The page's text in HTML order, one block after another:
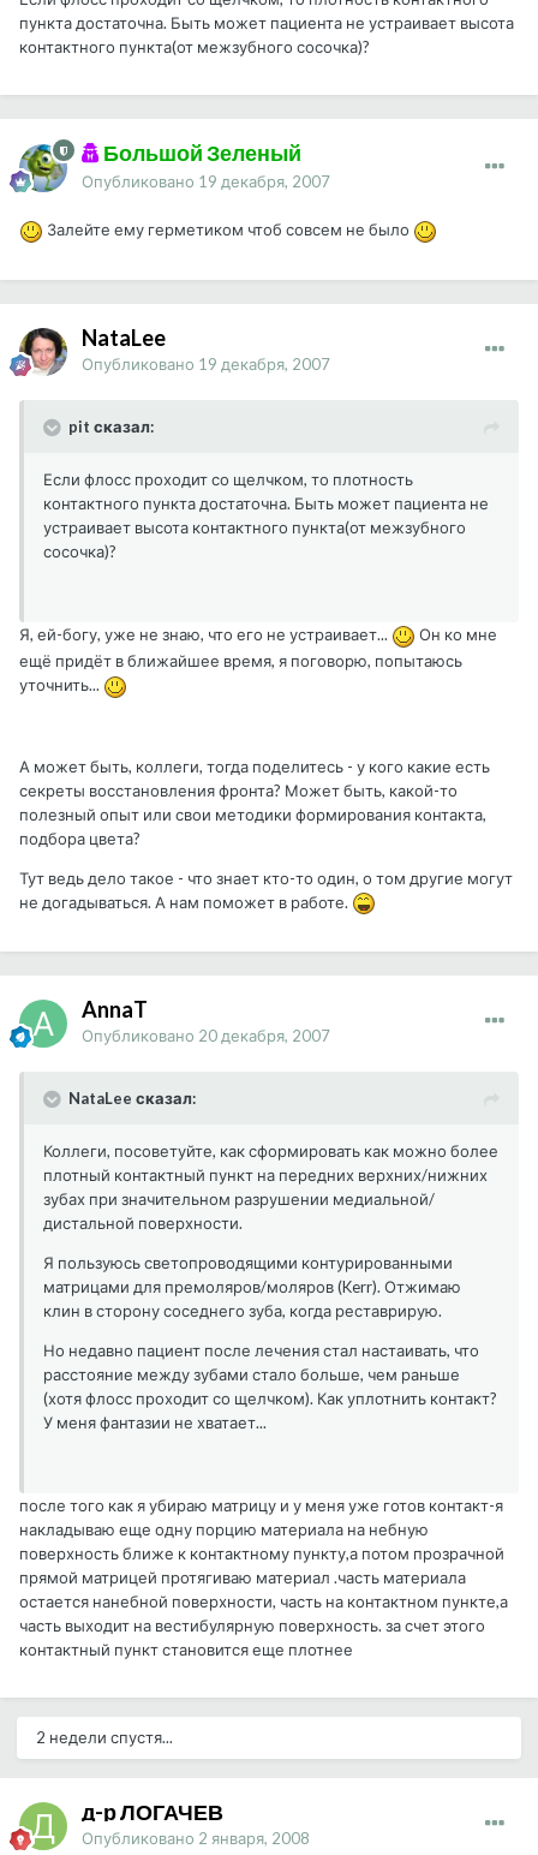
пункта достаточна. Быть может пациента не устраивает высота
контактного пункта(от межзубного сосочка)?
Большой Зеленый
Опубликовано 19 декабря, 2007
Залейте ему герметиком чтоб совсем не было
NataLee
Опубликовано 19 декабря, 2007
pit сказал:
Если флосс проходит со щелчком, то плотность
контактного пункта достаточна. Быть может пациента не
устраивает высота контактного пункта(от межзубного
сосочка)?
Я, ей-богу, уже не знаю, что его не устраивает...
Он ко мне
ещё придёт в ближайшее время, я поговорю, попытаюсь
уточнить...
А может быть, коллеги, тогда поделитесь - у кого какие есть
секреты восстановления фронта? Может быть, какой-то
полезный опыт или свои методики формирования контакта,
подбора цвета?
Тут ведь дело такое - что знает кто-то один, о том другие могут
не догадываться. А нам поможет в работе.
AnnaT
Опубликовано 20 декабря, 2007
NataLee сказал:
Коллеги, посоветуйте, как сформировать как можно более
плотный контактный пункт на передних верхних/нижних
зубах при значительном разрушении медиальной/
дистальной поверхности.
Я пользуюсь светопроводящими контурированными
матрицами для премоляров/моляров (Kerr). Отжимаю
клин в сторону соседнего зуба, когда реставрирую.
Но недавно пациент после лечения стал настаивать, что
расстояние между зубами стало больше, чем раньше
(хотя флосс проходит со щелчком). Как уплотнить контакт?
У меня фантазии не хватает...
после того как я убираю матрицу и у меня уже готов контакт-я
накладываю еще одну порцию материала на небную
поверхность ближе к контактному пункту,а потом прозрачной
прямой матрицей протягиваю материал .часть материала
остается нанебной поверхности, часть на контактном пункте,а
часть выходит на вестибулярную поверхность. за счет этого
контактный пункт становится еще плотнее
2 недели спустя...
д-р ЛОГАЧЕВ
Опубликовано 2 января, 2008